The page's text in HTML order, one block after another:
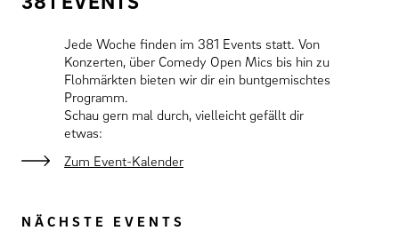
Jede Woche finden im 381 Events statt. Von
Konzerten, über Comedy Open Mics bis hin zu
Flohmärkten bieten wir dir ein buntgemischtes
Programm.
Schau gern mal durch, vielleicht gefällt dir
etwas:
Zum Event-Kalender
NÄCHSTE EVENTS